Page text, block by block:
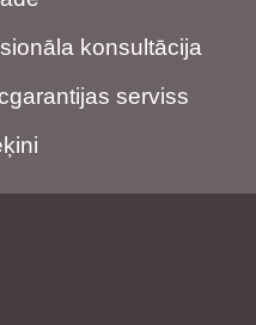
konsultācija
serviss